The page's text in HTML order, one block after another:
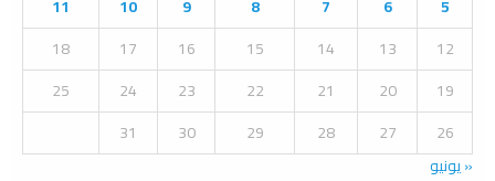
C
H
5
6
7
8
9
10
11
12
13
14
15
16
17
18
19
20
21
22
23
24
25
26
27
28
29
30
31
« يونيو